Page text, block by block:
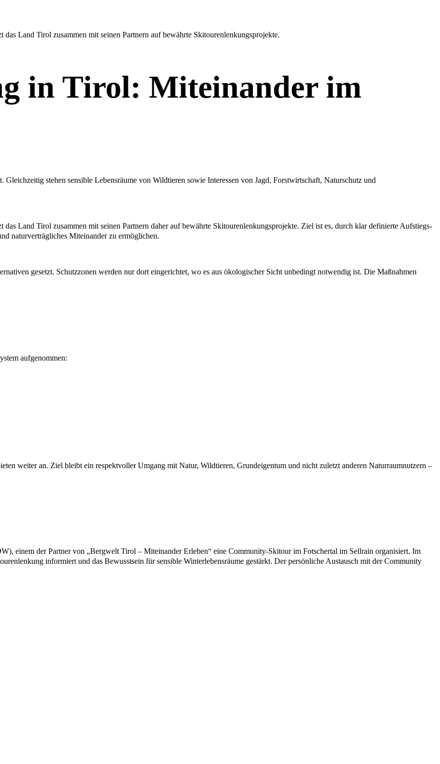
Land Tirol zusammen mit seinen Partnern auf bewährte Skitourenlenkungsprojekte.
in Tirol: Miteinander im
stehen sensible Lebensräume von Wildtieren sowie Interessen von Jagd, Forstwirtschaft, Naturschutz und
Land Tirol zusammen mit seinen Partnern daher auf bewährte Skitourenlenkungsprojekte. Ziel ist es, durch klar definierte Aufstiegs-
naturverträgliches Miteinander zu ermöglichen.
gesetzt. Schutzzonen werden nur dort eingerichtet, wo es aus ökologischer Sicht unbedingt notwendig ist. Die Maßnahmen
aufgenommen:
weiter an. Ziel bleibt ein respektvoller Umgang mit Natur, Wildtieren, Grundeigentum und nicht zuletzt anderen Naturraumnutzern –
einem der Partner von „Bergwelt Tirol – Miteinander Erleben“ eine Community-Skitour im Fotschertal im Sellrain organisiert. Im
informiert und das Bewusstsein für sensible Winterlebensräume gestärkt. Der persönliche Austausch mit der Community